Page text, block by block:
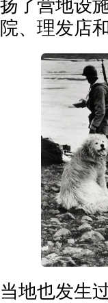
扬了营地设
院、理发店
当地也发生